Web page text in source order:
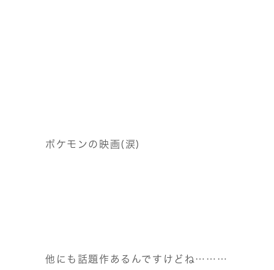
ポケモンの映画(涙)
他にも話題作あるんですけどね………